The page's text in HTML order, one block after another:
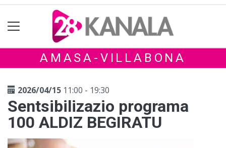
AMASA-VILLABONA
2026/04/15 11:00 - 19:30
Sentsibilizazio programa
100 ALDIZ BEGIRATU